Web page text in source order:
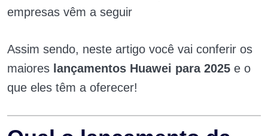
empresas vêm a seguir
Assim sendo, neste artigo você vai conferir os
maiores lançamentos Huawei para 2025 e o
que eles têm a oferecer!